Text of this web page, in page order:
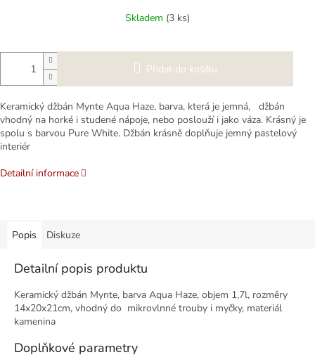
Skladem (3 ks)
Přidat do košíku
Keramický džbán Mynte Aqua Haze, barva, která je jemná, džbán
vhodný na horké i studené nápoje, nebo poslouží i jako váza. Krásný je
spolu s barvou Pure White. Džbán krásně doplňuje jemný pastelový
interiér
Detailní informace
Popis Diskuze
Detailní popis produktu
Keramický džbán Mynte, barva Aqua Haze, objem 1,7l, rozměry
14x20x21cm, vhodný do mikrovlnné trouby i myčky, materiál
kamenina
Doplňkové parametry